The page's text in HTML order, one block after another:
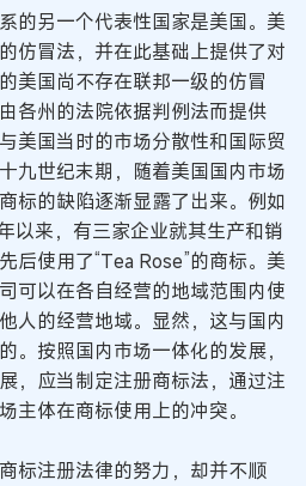
的另一个代表性国家是美国。美
仿冒法，并在此基础上提供了对
美国尚不存在联邦一级的仿冒
各州的法院依据判例法而提供
美国当时的市场分散性和国际贸
九世纪末期，随着美国国内市场
标的缺陷逐渐显露了出来。例如
以来，有三家企业就其生产和销
后使用了“Tea Rose”的商标。美
可以在各自经营的地域范围内使
人的经营地域。显然，这与国内
。按照国内市场一体化的发展，
，应当制定注册商标法，通过注
主体在商标使用上的冲突。
标注册法律的努力，却并不顺